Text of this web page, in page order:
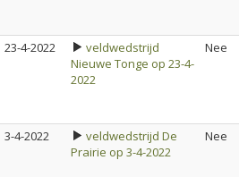
23-4-2022
veldwedstrijd
Nieuwe Tonge op 23-4-
2022
Nee
3-4-2022
veldwedstrijd De
Prairie op 3-4-2022
Nee